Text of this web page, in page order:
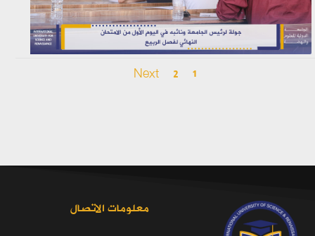
1
2
Next
معلومات الاتصال